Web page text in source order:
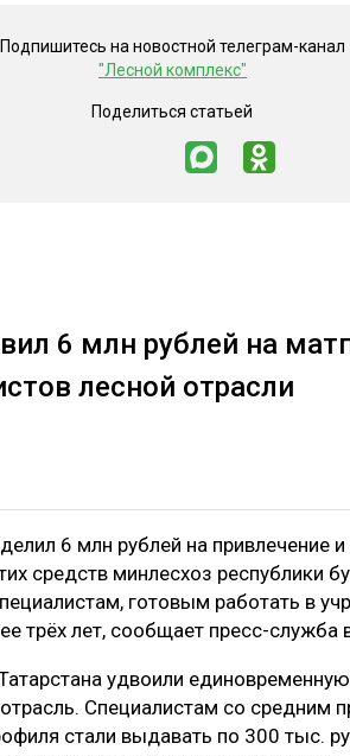
Подпишитесь на новостной телеграм-канал
"Лесной комплекс"
Поделиться статьей
6 млн рублей на
лесной отрасли
6 млн рублей на привлечение
средств минлесхоз республики
готовым работать в
трёх лет, сообщает пресс-служба
удвоили
Специалистам со средним
стали выдавать по 300 тыс.